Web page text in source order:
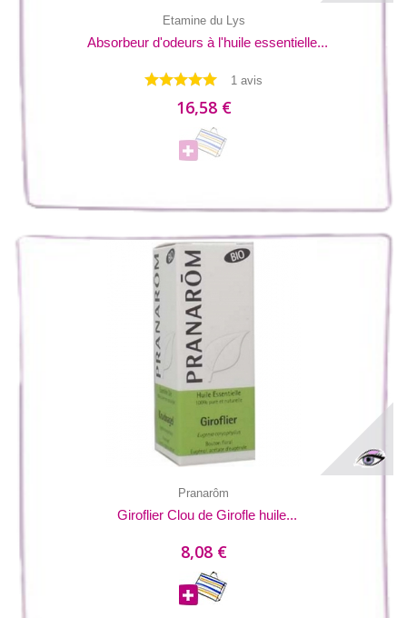
Etamine du Lys
Absorbeur d'odeurs à l'huile essentielle...
1 avis
16,58 €
Pranarôm
Giroflier Clou de Girofle huile...
8,08 €